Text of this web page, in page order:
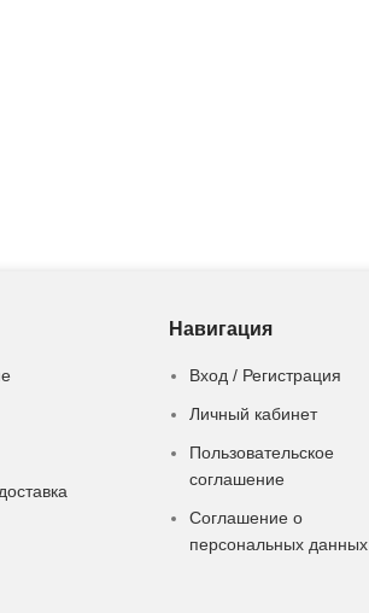
Навигация
Вход / Регистрация
Личный кабинет
Пользовательское
соглашение
Соглашение о
персональных данных